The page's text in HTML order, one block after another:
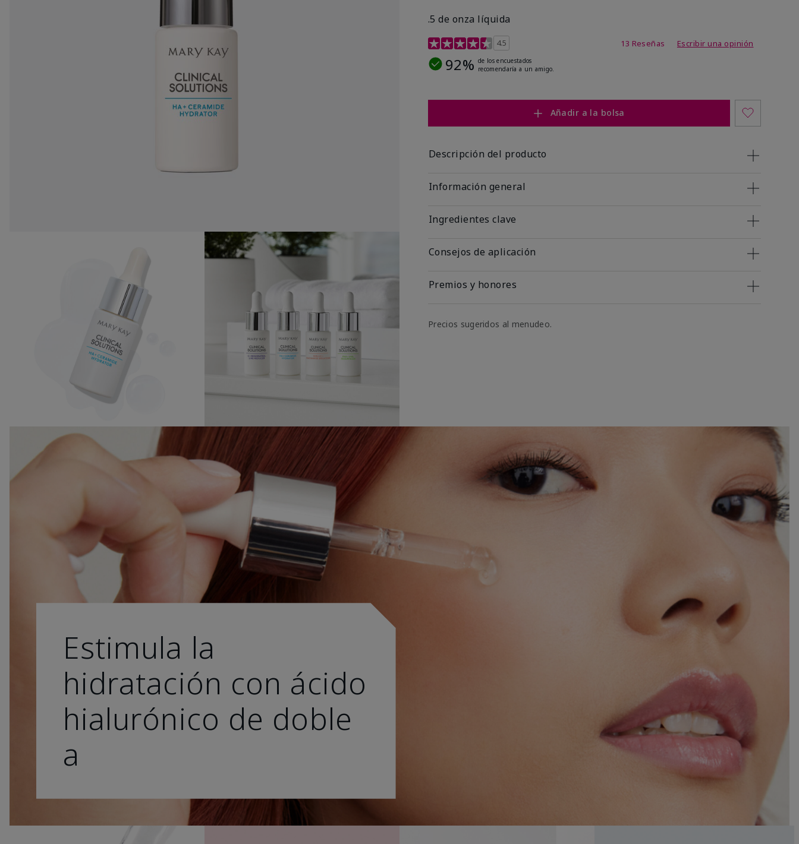
.5 de onza líquida
Calificación de clientes de 3,2 de 5
4.5 13 Reseñas Escribir una opinión
92% de los encuestados
recomendaría a un amigo.
Añadir a la bolsa
Descripción del producto
Información general
Ingredientes clave
Consejos de aplicación
Premios y honores
Precios sugeridos al menudeo.
Estimula la
hidratación con ácido
hialurónico de doble
a